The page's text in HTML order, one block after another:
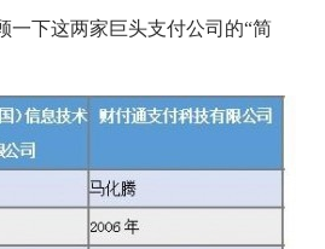
一下这两家巨头支付公司的“简